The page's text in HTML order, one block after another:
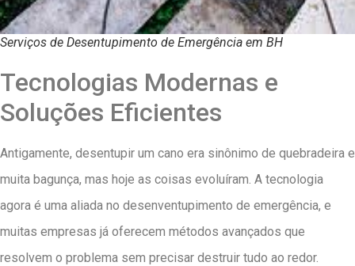
Serviços de Desentupimento de Emergência em BH
Tecnologias Modernas e
Soluções Eficientes
Antigamente, desentupir um cano era sinônimo de quebradeira e
muita bagunça, mas hoje as coisas evoluíram. A tecnologia
agora é uma aliada no desenventupimento de emergência, e
muitas empresas já oferecem métodos avançados que
resolvem o problema sem precisar destruir tudo ao redor.